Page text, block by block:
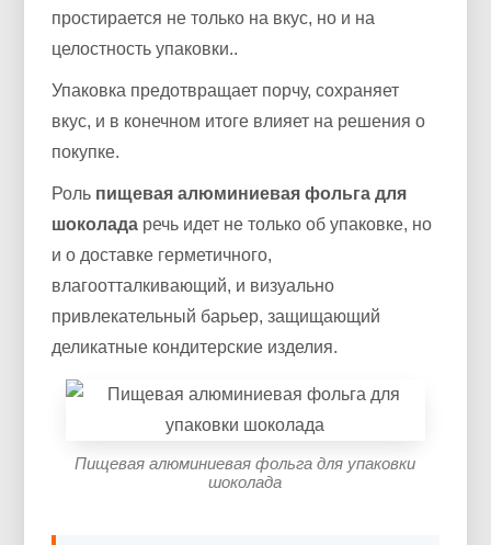
простирается не только на вкус, но и на
целостность упаковки..
Упаковка предотвращает порчу, сохраняет
вкус, и в конечном итоге влияет на решения о
покупке.
Роль пищевая алюминиевая фольга для
шоколада речь идет не только об упаковке, но
и о доставке герметичного,
влагоотталкивающий, и визуально
привлекательный барьер, защищающий
деликатные кондитерские изделия.
Пищевая алюминиевая фольга для упаковки
шоколада